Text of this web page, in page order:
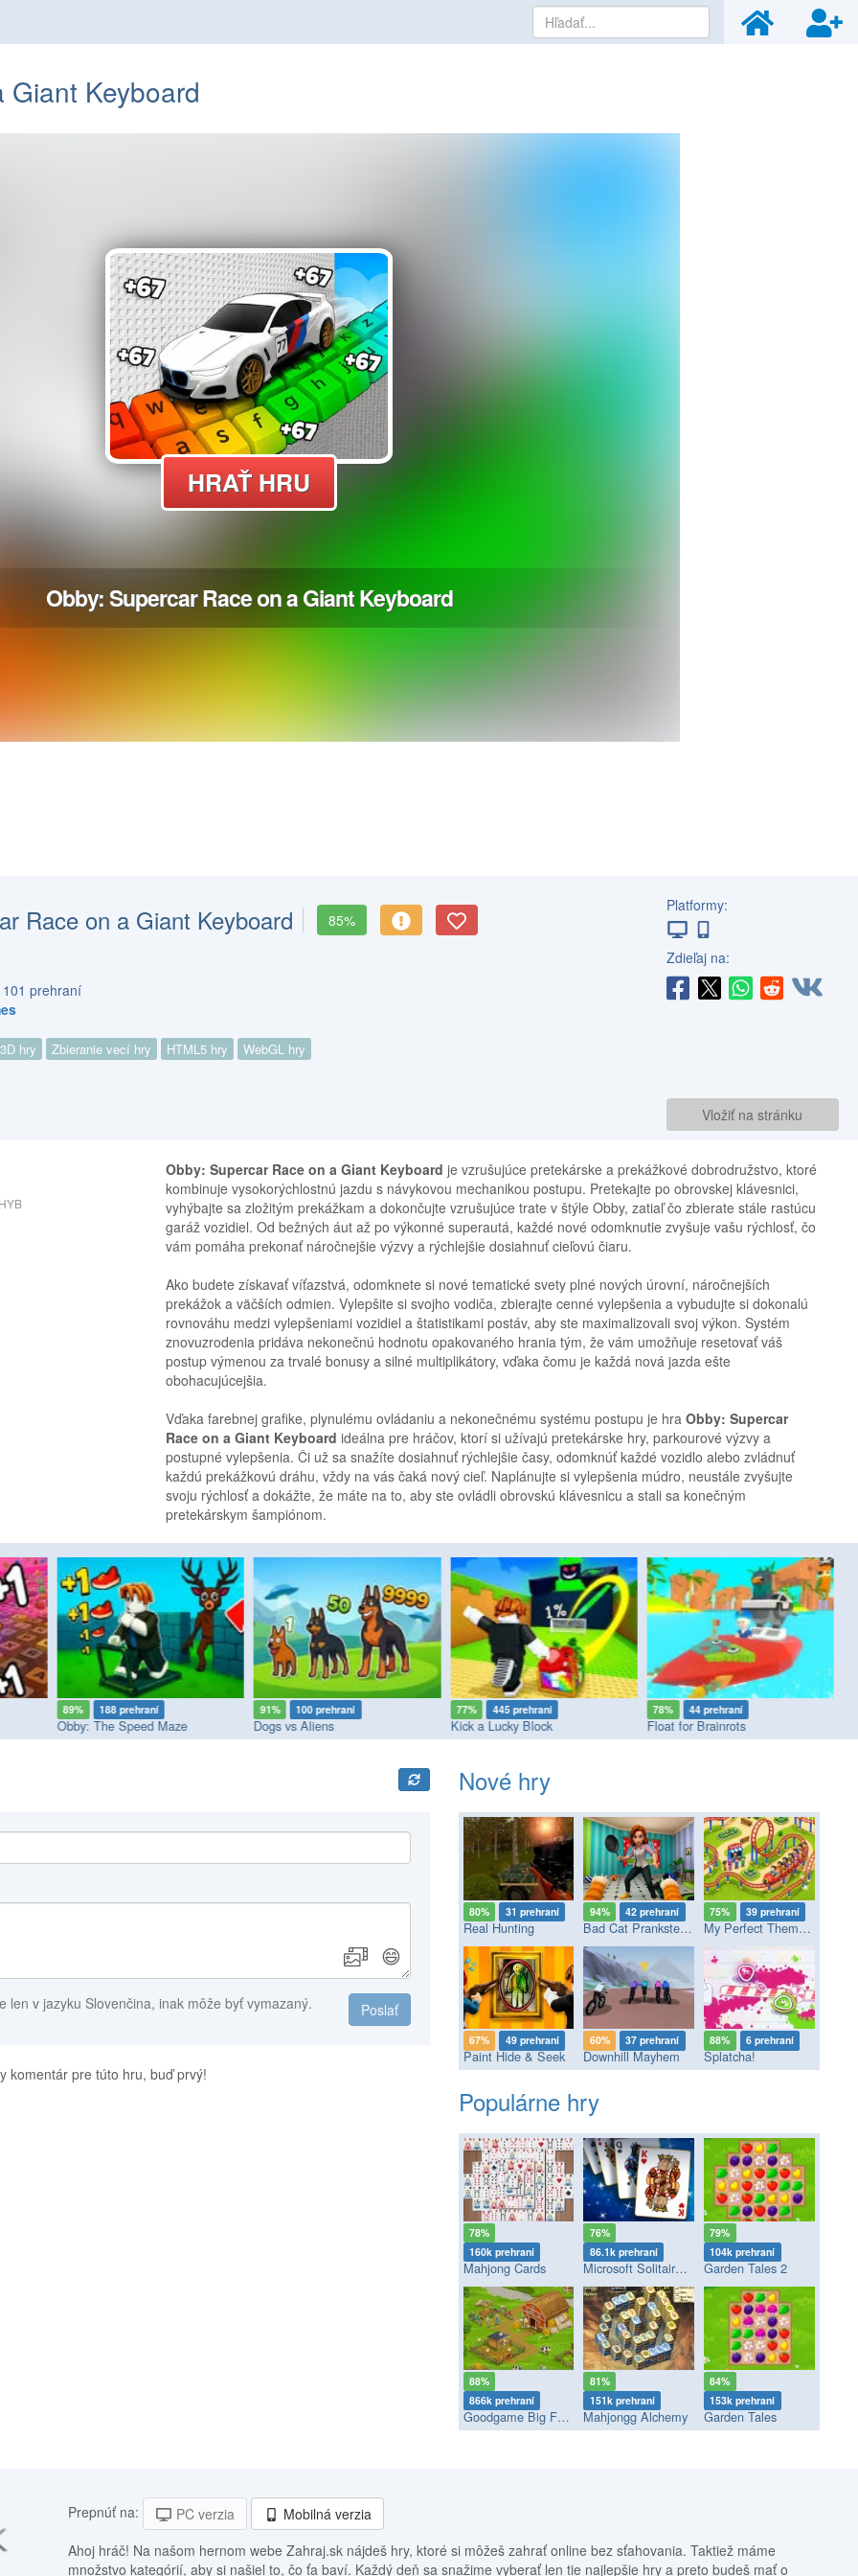
Keyboard
Race on a Giant Keyboard
85%
101 prehraní
3D hry Zbieranie vecí hry HTML5 hry WebGL hry
Platformy:
Zdieľaj na:
Vložiť na stránku
Obby: Supercar Race on a Giant Keyboard je vzrušujúce pretekárske a prekážkové dobrodružstvo, ktoré
kombinuje vysokorýchlostnú jazdu s návykovou mechanikou postupu. Pretekajte po obrovskej klávesnici,
vyhýbajte sa zložitým prekážkam a dokončujte vzrušujúce trate v štýle Obby, zatiaľ čo zbierate stále rastúcu
garáž vozidiel. Od bežných áut až po výkonné superautá, každé nové odomknutie zvyšuje vašu rýchlosť, čo
vám pomáha prekonať náročnejšie výzvy a rýchlejšie dosiahnuť cieľovú čiaru.
Ako budete získavať víťazstvá, odomknete si nové tematické svety plné nových úrovní, náročnejších
prekážok a väčších odmien. Vylepšite si svojho vodiča, zbierajte cenné vylepšenia a vybudujte si dokonalú
rovnováhu medzi vylepšeniami vozidiel a štatistikami postáv, aby ste maximalizovali svoj výkon. Systém
znovuzrodenia pridáva nekonečnú hodnotu opakovaného hrania tým, že vám umožňuje resetovať váš
postup výmenou za trvalé bonusy a silné multiplikátory, vďaka čomu je každá nová jazda ešte
obohacujúcejšia.
Vďaka farebnej grafike, plynulému ovládaniu a nekonečnému systému postupu je hraObby: Supercar
Race on a Giant Keyboard ideálna pre hráčov, ktorí si užívajú pretekárske hry, parkourové výzvy a
postupné vylepšenia. Či už sa snažíte dosiahnuť rýchlejšie časy, odomknúť každé vozidlo alebo zvládnuť
každú prekážkovú dráhu, vždy na vás čaká nový cieľ. Naplánujte si vylepšenia múdro, neustále zvyšujte
svoju rýchlosť a dokážte, že máte na to, aby ste ovládli obrovskú klávesnicu a stali sa konečným
pretekárskym šampiónom.
89% 188 prehraní
Obby: The Speed Maze
91% 100 prehraní
Dogs vs Aliens
77% 445 prehraní
Kick a Lucky Block
78% 44 prehraní
Float for Brainrots
😄
Poslať
len v jazyku Slovenčina, inak môže byť vymazaný.
komentár pre túto hru, buď prvý!
Nové hry
80% 31 prehraní
Real Hunting
94% 42 prehraní
Bad Cat Prankster - Mom’s Return
75% 39 prehraní
My Perfect Theme Park
67% 49 prehraní
Paint Hide & Seek
60% 37 prehraní
Downhill Mayhem
88% 6 prehraní
Splatcha!
Populárne hry
78%
160k prehraní
Mahjong Cards
76%
86.1k prehraní
Microsoft Solitaire Collection
79%
104k prehraní
Garden Tales 2
88%
866k prehraní
Goodgame Big Farm
81%
151k prehraní
Mahjongg Alchemy
84%
153k prehraní
Garden Tales
Prepnúť na: PC verzia
Mobilná verzia
Ahoj hráč! Na našom hernom webe Zahraj.sk nájdeš hry, ktoré si môžeš zahrať online bez sťahovania. Taktiež máme
množstvo kategórií, aby si našiel to, čo ťa baví. Každý deň sa snažime vyberať len tie najlepšie hry a preto budeš mať o